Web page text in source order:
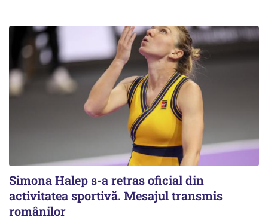
Simona Halep s-a retras oficial din
activitatea sportivă. Mesajul transmis
românilor